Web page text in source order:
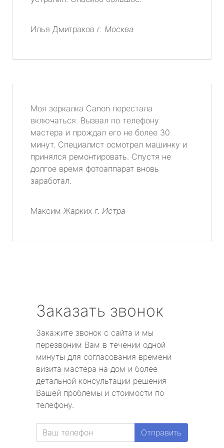
Илья Дмитраков г. Москва
Моя зеркалка Canon перестала
включаться. Вызвал по телефону
мастера и прождал его не более 30
минут. Специалист осмотрел машинку и
принялся ремонтировать. Спустя не
долгое время фотоаппарат вновь
заработал.
Максим Жарких г. Истра
Заказать звонок
Закажите звонок с сайта и мы
перезвоним Вам в течении одной
минуты для согласования времени
визита мастера на дом и более
детальной консультации решения
Вашей проблемы и стоимости по
телефону.
Отправить